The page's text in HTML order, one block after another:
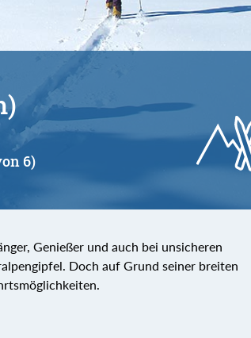
6)
Genießer und auch bei unsicheren
Doch auf Grund seiner breiten